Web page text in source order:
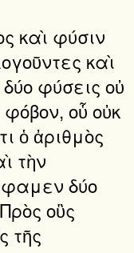
καὶ φύσιν
καὶ
φύσεις οὐ
οὗ οὐκ
ὁ ἀριθμὸς
τὴν
φαμεν δύο
οὓς
τῆς